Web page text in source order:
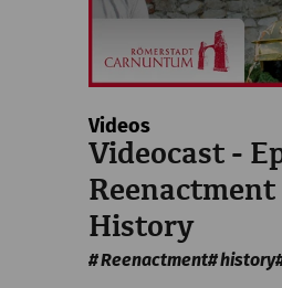
Videos
Videocast -
History
Reenactment history